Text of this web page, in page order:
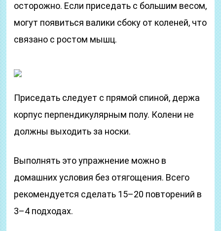
осторожно. Если приседать с большим весом,
могут появиться валики сбоку от коленей, что
связано с ростом мышц.
Приседать следует с прямой спиной, держа
корпус перпендикулярным полу. Колени не
должны выходить за носки.
Выполнять это упражнение можно в
домашних условия без отягощения. Всего
рекомендуется сделать 15–20 повторений в
3–4 подходах.